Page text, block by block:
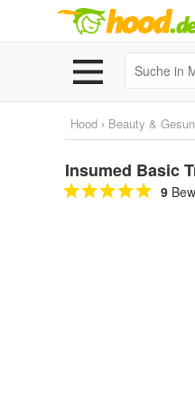
Hood › Beauty &
Insumed Basic
9